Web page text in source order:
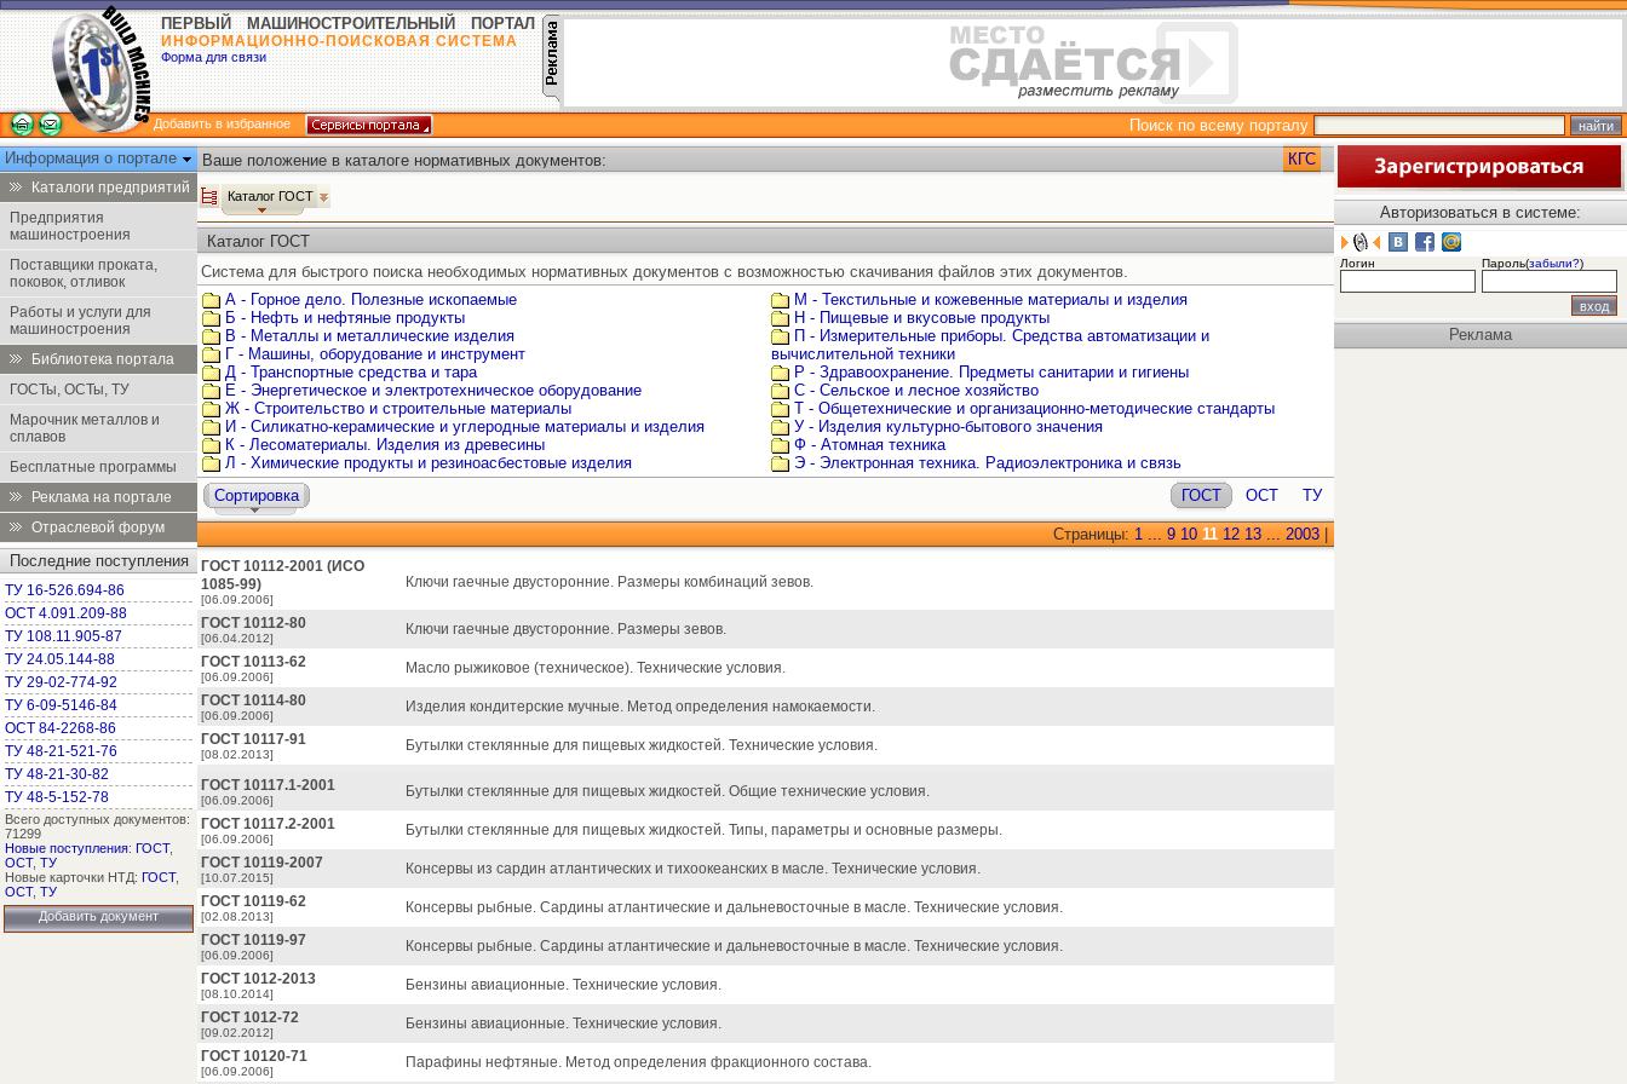
ПЕРВЫЙ МАШИНОСТРОИТЕЛЬНЫЙ ПОРТАЛ
ИНФОРМАЦИОННО-ПОИСКОВАЯ СИСТЕМА
Форма для связи
Добавить в избранное
Поиск по всему порталу
Информация о портале
Каталоги предприятий
Предприятия
машиностроения
Поставщики проката,
поковок, отливок
Работы и услуги для
машиностроения
Библиотека портала
ГОСТы, ОСТы, ТУ
Марочник металлов и
сплавов
Бесплатные программы
Реклама на портале
Отраслевой форум
Последние поступления
ТУ 16-526.694-86
ОСТ 4.091.209-88
ТУ 108.11.905-87
ТУ 24.05.144-88
ТУ 29-02-774-92
ТУ 6-09-5146-84
ОСТ 84-2268-86
ТУ 48-21-521-76
ТУ 48-21-30-82
ТУ 48-5-152-78
Всего доступных документов:
71299
Новые поступления: ГОСТ,
ОСТ, ТУ
Новые карточки НТД: ГОСТ,
ОСТ, ТУ
Добавить документ
Ваше положение в каталоге нормативных документов: КГС
Каталог ГОСТ
Каталог ГОСТ
Система для быстрого поиска необходимых нормативных документов с возможностью скачивания файлов этих документов.
А - Горное дело. Полезные ископаемые
Б - Нефть и нефтяные продукты
В - Металлы и металлические изделия
Г - Машины, оборудование и инструмент
Д - Транспортные средства и тара
Е - Энергетическое и электротехническое оборудование
Ж - Строительство и строительные материалы
И - Силикатно-керамические и углеродные материалы и изделия
К - Лесоматериалы. Изделия из древесины
Л - Химические продукты и резиноасбестовые изделия
М - Текстильные и кожевенные материалы и изделия
Н - Пищевые и вкусовые продукты
П - Измерительные приборы. Средства автоматизации и
вычислительной техники
Р - Здравоохранение. Предметы санитарии и гигиены
С - Сельское и лесное хозяйство
Т - Общетехнические и организационно-методические стандарты
У - Изделия культурно-бытового значения
Ф - Атомная техника
Э - Электронная техника. Радиоэлектроника и связь
Сортировка
ГОСТ ОСТ ТУ
Страницы: 1 ... 9 10 11 12 13 ... 2003
ГОСТ 10112-2001 (ИСО
1085-99)
[06.09.2006]
Ключи гаечные двусторонние. Размеры комбинаций зевов.
ГОСТ 10112-80
[06.04.2012]
Ключи гаечные двусторонние. Размеры зевов.
ГОСТ 10113-62
[06.09.2006]
Масло рыжиковое (техническое). Технические условия.
ГОСТ 10114-80
[06.09.2006]
Изделия кондитерские мучные. Метод определения намокаемости.
ГОСТ 10117-91
[08.02.2013]
Бутылки стеклянные для пищевых жидкостей. Технические условия.
ГОСТ 10117.1-2001
[06.09.2006]
Бутылки стеклянные для пищевых жидкостей. Общие технические условия.
ГОСТ 10117.2-2001
[06.09.2006]
Бутылки стеклянные для пищевых жидкостей. Типы, параметры и основные размеры.
ГОСТ 10119-2007
[10.07.2015]
Консервы из сардин атлантических и тихоокеанских в масле. Технические условия.
ГОСТ 10119-62
[02.08.2013]
Консервы рыбные. Сардины атлантические и дальневосточные в масле. Технические условия.
ГОСТ 10119-97
[06.09.2006]
Консервы рыбные. Сардины атлантические и дальневосточные в масле. Технические условия.
ГОСТ 1012-2013
[08.10.2014]
Бензины авиационные. Технические условия.
ГОСТ 1012-72
[09.02.2012]
Бензины авиационные. Технические условия.
ГОСТ 10120-71
[06.09.2006]
Парафины нефтяные. Метод определения фракционного состава.
Авторизоваться в системе:
Логин Пароль(забыли?)
Реклама